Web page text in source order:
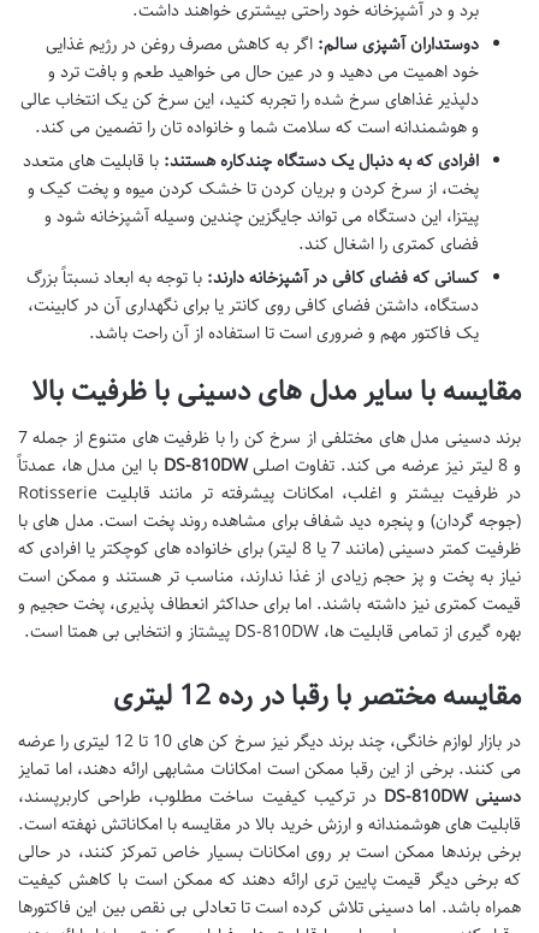
برد و در آشپزخانه خود راحتی بیشتری خواهند داشت.
دوستداران آشپزی سالم: اگر به کاهش مصرف روغن در رژیم غذایی
خود اهمیت می دهید و در عین حال می خواهید طعم و بافت ترد و
دلپذیر غذاهای سرخ شده را تجربه کنید، این سرخ کن یک انتخاب عالی
و هوشمندانه است که سلامت شما و خانواده تان را تضمین می کند.
افرادی که به دنبال یک دستگاه چندکاره هستند: با قابلیت های متعدد
پخت، از سرخ کردن و بریان کردن تا خشک کردن میوه و پخت کیک و
پیتزا، این دستگاه می تواند جایگزین چندین وسیله آشپزخانه شود و
فضای کمتری را اشغال کند.
کسانی که فضای کافی در آشپزخانه دارند: با توجه به ابعاد نسبتاً بزرگ
دستگاه، داشتن فضای کافی روی کانتر یا برای نگهداری آن در کابینت،
یک فاکتور مهم و ضروری است تا استفاده از آن راحت باشد.
مقایسه با سایر مدل های دسینی با ظرفیت بالا
برند دسینی مدل های مختلفی از سرخ کن را با ظرفیت های متنوع از جمله 7
و 8 لیتر نیز عرضه می کند. تفاوت اصلی
DS-810DW با این مدل ها، عمدتاً
در ظرفیت بیشتر و اغلب، امکانات پیشرفته تر مانند قابلیت Rotisserie
(جوجه گردان) و پنجره دید شفاف برای مشاهده روند پخت است. مدل های با
ظرفیت کمتر دسینی (مانند 7 یا 8 لیتر) برای خانواده های کوچکتر یا افرادی که
نیاز به پخت و پز حجم زیادی از غذا ندارند، مناسب تر هستند و ممکن است
قیمت کمتری نیز داشته باشند. اما برای حداکثر انعطاف پذیری، پخت حجیم و
بهره گیری از تمامی قابلیت ها، DS-810DW پیشتاز و انتخابی بی همتا است.
مقایسه مختصر با رقبا در رده 12 لیتری
در بازار لوازم خانگی، چند برند دیگر نیز سرخ کن های 10 تا 12 لیتری را عرضه
می کنند. برخی از این رقبا ممکن است امکانات مشابهی ارائه دهند، اما تمایز
دسینی DS-810DW
در ترکیب کیفیت ساخت مطلوب، طراحی کاربرپسند،
قابلیت های هوشمندانه و ارزش خرید بالا در مقایسه با امکاناتش نهفته است.
برخی برندها ممکن است بر روی امکانات بسیار خاص تمرکز کنند، در حالی
که برخی دیگر قیمت پایین تری ارائه دهند که ممکن است با کاهش کیفیت
همراه باشد. اما دسینی تلاش کرده است تا تعادلی بی نقص بین این فاکتورها